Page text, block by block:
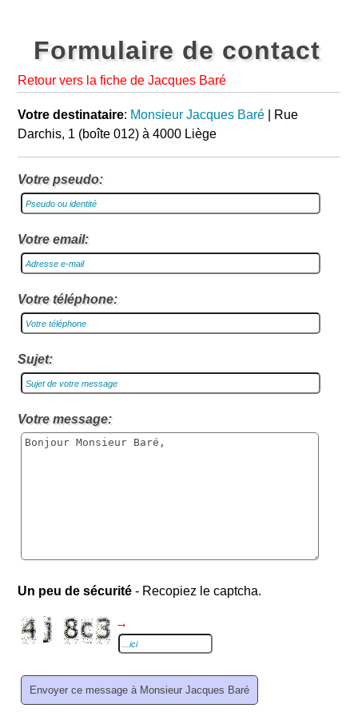
Formulaire de contact
Retour vers la fiche de Jacques Baré
Votre destinataire: Monsieur Jacques Baré | Rue
Darchis, 1 (boîte 012) à 4000 Liège
Votre pseudo:
Votre email:
Votre téléphone:
Sujet:
Votre message:
Un peu de sécurité - Recopiez le captcha.
→